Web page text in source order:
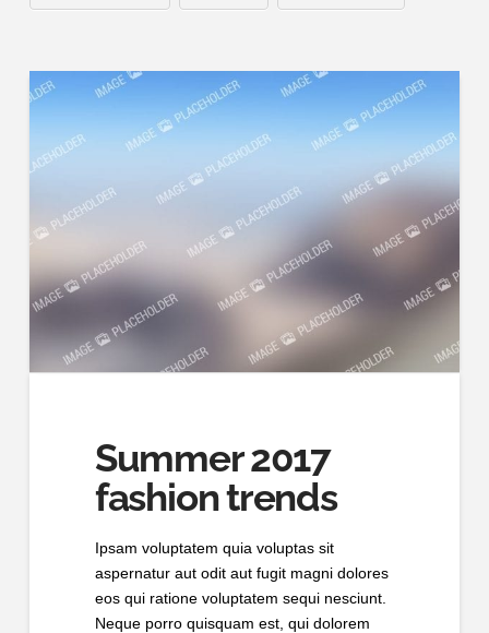
Summer 2017
fashion trends
Ipsam voluptatem quia voluptas sit
aspernatur aut odit aut fugit magni dolores
eos qui ratione voluptatem sequi nesciunt.
Neque porro quisquam est, qui dolorem